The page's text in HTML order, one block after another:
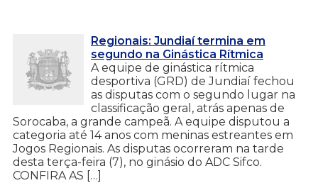
Regionais: Jundiaí termina em
segundo na Ginástica Rítmica
A equipe de ginástica rítmica
desportiva (GRD) de Jundiaí fechou
as disputas com o segundo lugar na
classificação geral, atrás apenas de
Sorocaba, a grande campeã. A equipe disputou a
categoria até 14 anos com meninas estreantes em
Jogos Regionais. As disputas ocorreram na tarde
desta terça-feira (7), no ginásio do ADC Sifco.
CONFIRA AS […]